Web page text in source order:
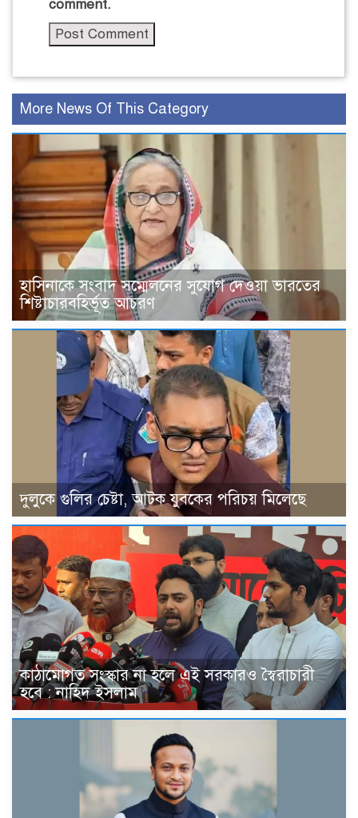
comment.
More News Of This Category
হাসিনাকে সংবাদ সম্মেলনের সুযোগ দেওয়া ভারতের
শিষ্টাচারবহির্ভূত আচরণ
দুলুকে গুলির চেষ্টা, আটক যুবকের পরিচয় মিলেছে
কাঠামোগত সংস্কার না হলে এই সরকারও স্বৈরাচারী
হবে : নাহিদ ইসলাম